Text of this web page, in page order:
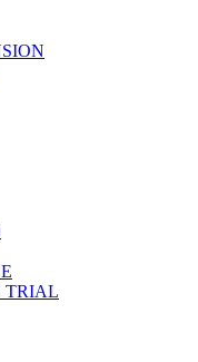
TRIAL